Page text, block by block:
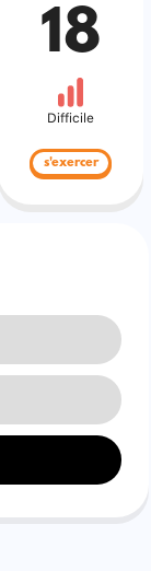
18
Difficile
s'exercer